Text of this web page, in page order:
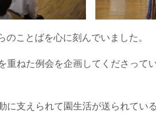
ことばを心に刻んでいました。
ねた例会を企画してくださって
支えられて園生活が送られてい